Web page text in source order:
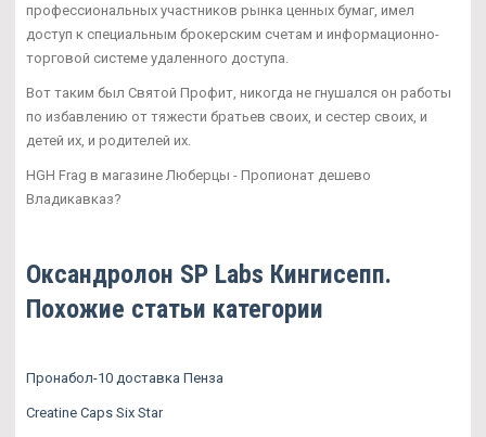
профессиональных участников рынка ценных бумаг, имел
доступ к специальным брокерским счетам и информационно-
торговой системе удаленного доступа.
Вот таким был Святой Профит, никогда не гнушался он работы
по избавлению от тяжести братьев своих, и сестер своих, и
детей их, и родителей их.
HGH Frag в магазине Люберцы - Пропионат дешево
Владикавказ?
Оксандролон SP Labs Кингисепп.
Похожие статьи категории
Пронабол-10 доставка Пенза
Creatine Caps Six Star